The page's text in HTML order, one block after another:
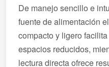
De manejo sencillo e
fuente de alimentación
compacto y ligero
espacios reducidos,
lectura directa ofrece